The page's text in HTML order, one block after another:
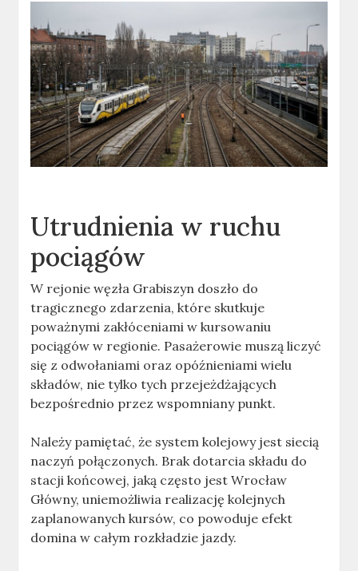
Utrudnienia w ruchu
pociągów
W rejonie węzła Grabiszyn doszło do
tragicznego zdarzenia, które skutkuje
poważnymi zakłóceniami w kursowaniu
pociągów w regionie. Pasażerowie muszą liczyć
się z odwołaniami oraz opóźnieniami wielu
składów, nie tylko tych przejeżdżających
bezpośrednio przez wspomniany punkt.
Należy pamiętać, że system kolejowy jest siecią
naczyń połączonych. Brak dotarcia składu do
stacji końcowej, jaką często jest Wrocław
Główny, uniemożliwia realizację kolejnych
zaplanowanych kursów, co powoduje efekt
domina w całym rozkładzie jazdy.